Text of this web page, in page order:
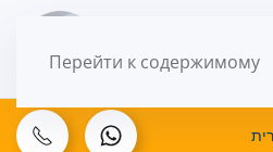
Перейти к содержимому